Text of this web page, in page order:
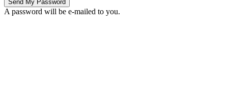
A password will be e-mailed to you.